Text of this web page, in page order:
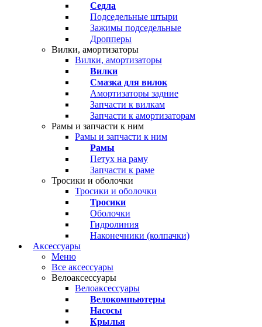
Седла
Подседельные штыри
Зажимы подседельные
Дропперы
Вилки, амортизаторы
Вилки, амортизаторы
Вилки
Смазка для вилок
Амортизаторы задние
Запчасти к вилкам
Запчасти к амортизаторам
Рамы и запчасти к ним
Рамы и запчасти к ним
Рамы
Петух на раму
Запчасти к раме
Тросики и оболочки
Тросики и оболочки
Тросики
Оболочки
Гидролиния
Наконечники (колпачки)
Аксессуары
Меню
Все аксессуары
Велоаксессуары
Велоаксессуары
Велокомпьютеры
Насосы
Крылья